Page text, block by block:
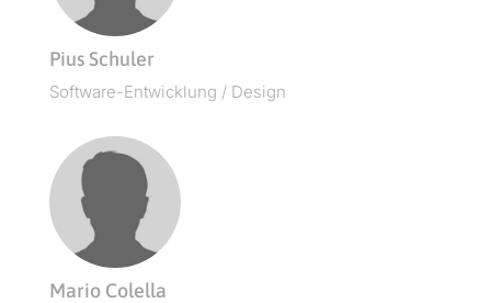
Pius Schuler
Soft­ware-Entwick­lung / Design
Mario Colella